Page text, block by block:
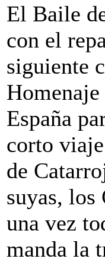
El Baile
con el
siguiente
España
corto
de
suyas, los
una vez
manda la